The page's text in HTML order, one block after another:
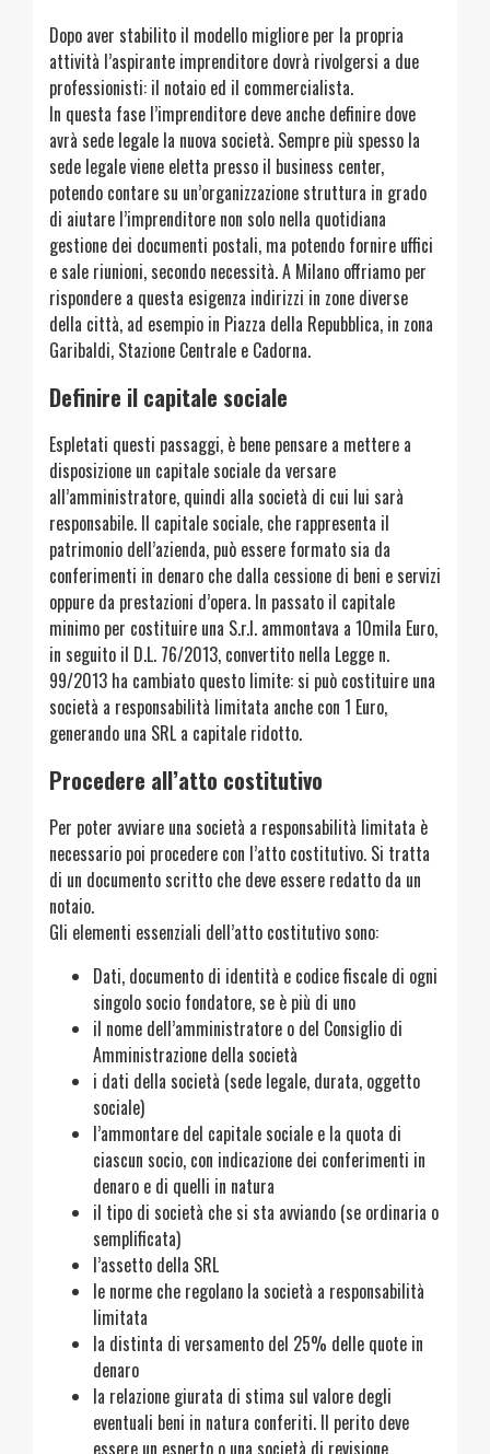
Dopo aver stabilito il modello migliore per la propria
attività l’aspirante imprenditore dovrà rivolgersi a due
professionisti: il notaio ed il commercialista.
In questa fase l’imprenditore deve anche definire dove
avrà sede legale la nuova società. Sempre più spesso la
sede legale viene eletta presso il business center,
potendo contare su un’organizzazione struttura in grado
di aiutare l’imprenditore non solo nella quotidiana
gestione dei documenti postali, ma potendo fornire uffici
e sale riunioni, secondo necessità. A Milano offriamo per
rispondere a questa esigenza indirizzi in zone diverse
della città, ad esempio in Piazza della Repubblica, in zona
Garibaldi, Stazione Centrale e Cadorna.
Definire il capitale sociale
Espletati questi passaggi, è bene pensare a mettere a
disposizione un capitale sociale da versare
all’amministratore, quindi alla società di cui lui sarà
responsabile. Il capitale sociale, che rappresenta il
patrimonio dell’azienda, può essere formato sia da
conferimenti in denaro che dalla cessione di beni e servizi
oppure da prestazioni d’opera. In passato il capitale
minimo per costituire una S.r.l. ammontava a 10mila Euro,
in seguito il D.L. 76/2013, convertito nella Legge n.
99/2013 ha cambiato questo limite: si può costituire una
società a responsabilità limitata anche con 1 Euro,
generando una SRL a capitale ridotto.
Procedere all’atto costitutivo
Per poter avviare una società a responsabilità limitata è
necessario poi procedere con l’atto costitutivo. Si tratta
di un documento scritto che deve essere redatto da un
notaio.
Gli elementi essenziali dell’atto costitutivo sono:
Dati, documento di identità e codice fiscale di ogni
singolo socio fondatore, se è più di uno
il nome dell’amministratore o del Consiglio di
Amministrazione della società
i dati della società (sede legale, durata, oggetto
sociale)
l’ammontare del capitale sociale e la quota di
ciascun socio, con indicazione dei conferimenti in
denaro e di quelli in natura
il tipo di società che si sta avviando (se ordinaria o
semplificata)
l’assetto della SRL
le norme che regolano la società a responsabilità
limitata
la distinta di versamento del 25% delle quote in
denaro
la relazione giurata di stima sul valore degli
eventuali beni in natura conferiti. Il perito deve